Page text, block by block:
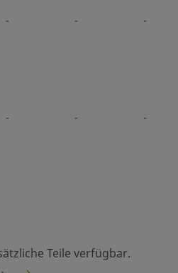
- - -
- - -
Teile verfügbar.